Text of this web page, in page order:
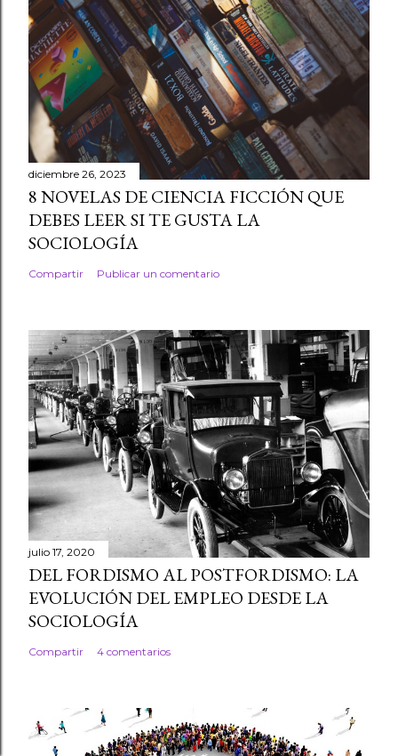
diciembre 26, 2023
8 NOVELAS DE CIENCIA FICCIÓN QUE
DEBES LEER SI TE GUSTA LA
SOCIOLOGÍA
Compartir Publicar un comentario
julio 17, 2020
DEL FORDISMO AL POSTFORDISMO: LA
EVOLUCIÓN DEL EMPLEO DESDE LA
SOCIOLOGÍA
Compartir 4 comentarios